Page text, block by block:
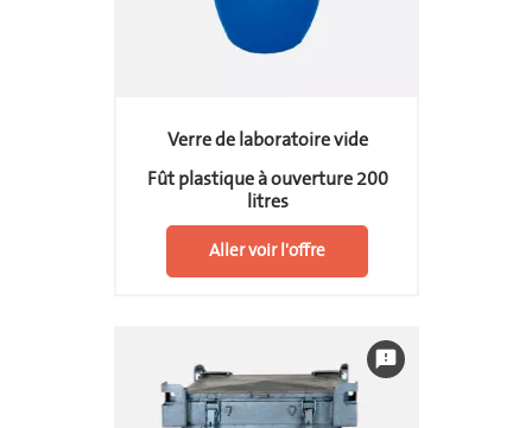
Verre de laboratoire vide
Fût plastique à ouverture 200
litres
Aller voir l'offre
feedback